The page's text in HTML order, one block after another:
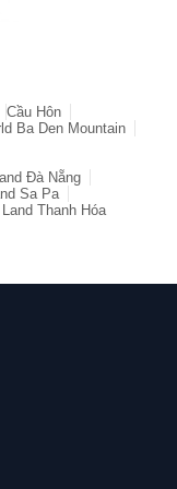
Cầu Hôn
Ba Den Mountain
Đà Nẵng
Sa Pa
Thanh Hóa